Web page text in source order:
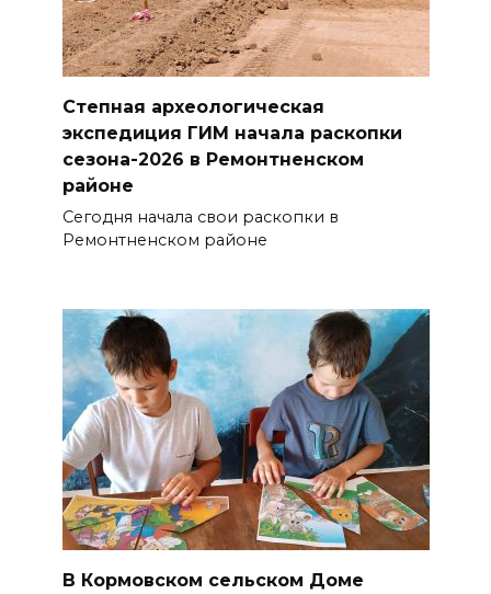
Степная археологическая
экспедиция ГИМ начала раскопки
сезона-2026 в Ремонтненском
районе
Сегодня начала свои раскопки в
Ремонтненском районе
В Кормовском сельском Доме